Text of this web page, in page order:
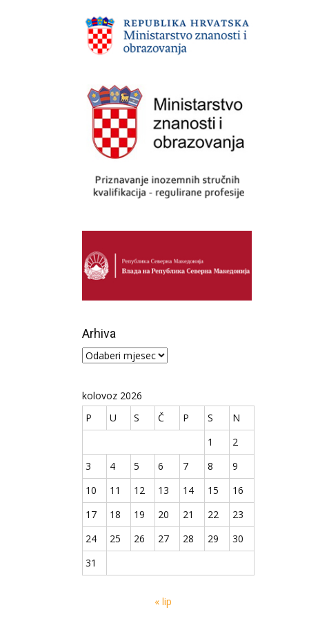
Arhiva
Arhiva
kolovoz 2026
P
U S Č P S
N
1
2
3
4 5 6 7 8
9
10
11 12 13 14 15
16
17
18 19 20 21 22
23
24
25 26 27 28 29
30
31
« lip